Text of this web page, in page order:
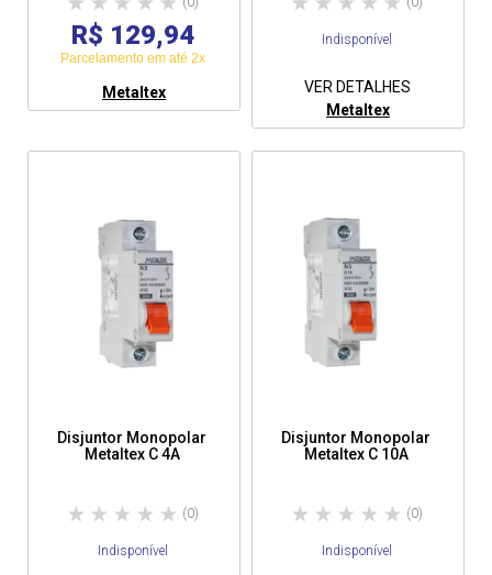
R$ 129,94
Parcelamento em até 2x
Metaltex
Indisponível
VER DETALHES
Metaltex
Disjuntor Monopolar
Metaltex C 4A
(0)
Indisponível
Disjuntor Monopolar
Metaltex C 10A
(0)
Indisponível